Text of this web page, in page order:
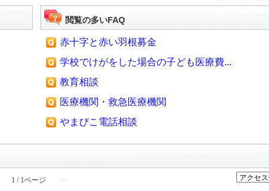
閲覧の多いFAQ
赤十字と赤い羽根募金
学校でけがをした場合の子ども医療費...
教育相談
医療機関・救急医療機関
やまびこ電話相談
1 / 1ページ ≫